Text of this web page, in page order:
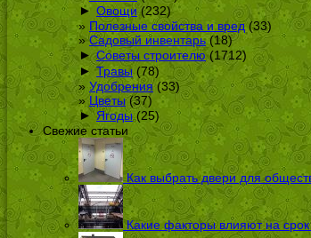
► Овощи(232)
Полезные свойства и вред(33)
Садовый инвентарь(18)
► Советы строителю(1712)
► Травы(78)
Удобрения(33)
Цветы(37)
► Ягоды(25)
Свежие статьи
Как выбрать двери для
Какие факторы влияют на срок